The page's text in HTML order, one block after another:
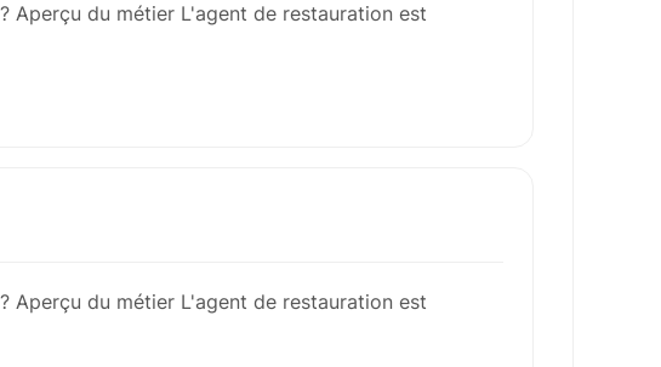
Aperçu du métier L'agent de restauration est
Aperçu du métier L'agent de restauration est